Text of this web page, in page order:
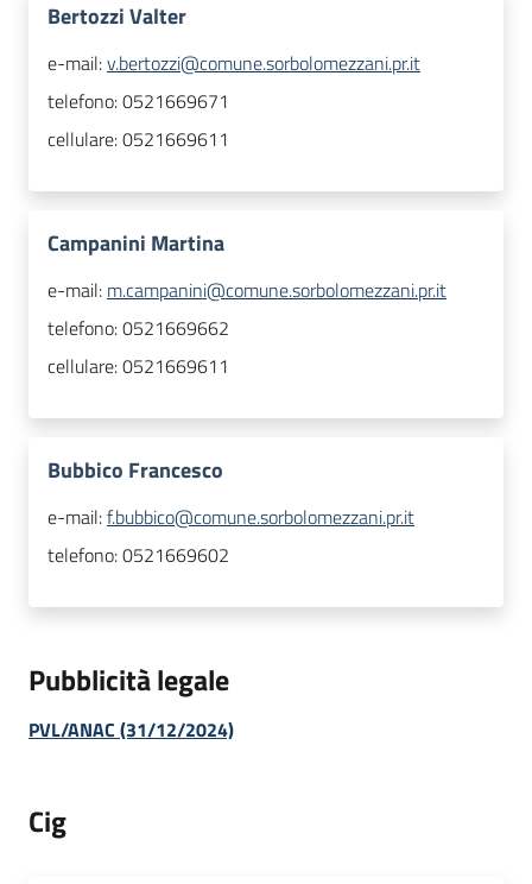
Bertozzi Valter
e-mail:v.bertozzi@comune.sorbolomezzani.pr.it
telefono:0521669671
cellulare:0521669611
Campanini Martina
e-mail: m.campanini@comune.sorbolomezzani.pr.it
telefono:0521669662
cellulare:0521669611
Bubbico Francesco
e-mail:f.bubbico@comune.sorbolomezzani.pr.it
telefono:0521669602
Pubblicità legale
PVL/ANAC (31/12/2024)
Cig